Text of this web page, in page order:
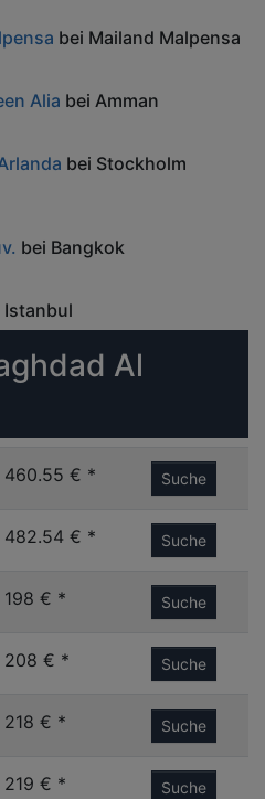
bei Mailand Malpensa
Alia bei Amman
bei Stockholm
bei Bangkok
Istanbul
Al
460.55 € * Suche
482.54 € * Suche
198 € * Suche
208 € * Suche
218 € * Suche
219 € * Suche